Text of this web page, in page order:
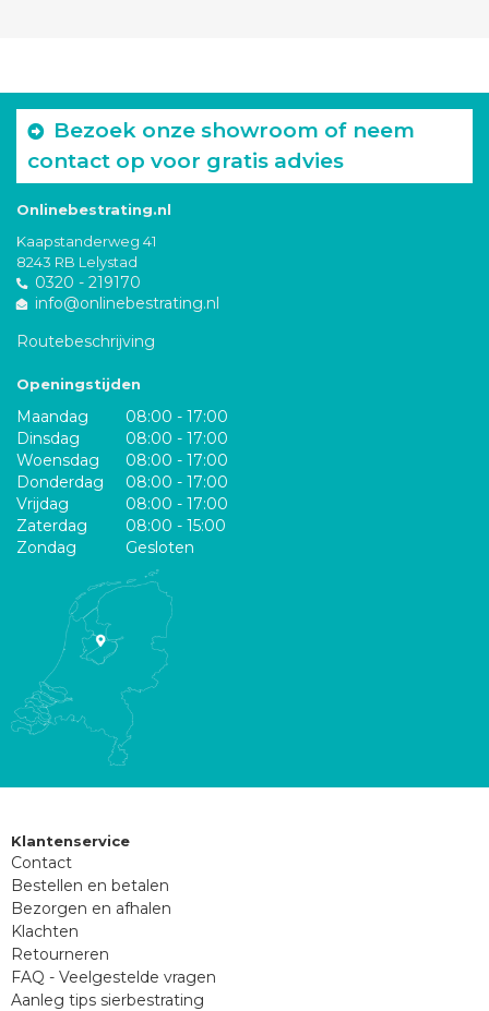
Bezoek onze showroom of neem
contact op voor gratis advies
Onlinebestrating.nl
Kaapstanderweg 41
8243 RB Lelystad
0320 - 219170
info@onlinebestrating.nl
Routebeschrijving
Openingstijden
Maandag
08:00 - 17:00
Dinsdag
08:00 - 17:00
Woensdag
08:00 - 17:00
Donderdag
08:00 - 17:00
Vrijdag
08:00 - 17:00
Zaterdag
08:00 - 15:00
Zondag
Gesloten
Klantenservice
Contact
Bestellen en betalen
Bezorgen en afhalen
Klachten
Retourneren
FAQ - Veelgestelde vragen
Aanleg tips sierbestrating